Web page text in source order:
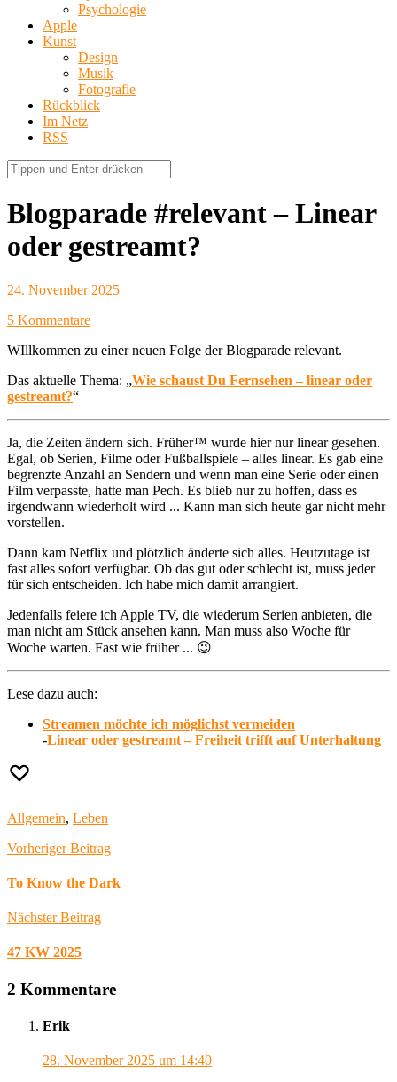
Psychologie
Apple
Kunst
Design
Musik
Fotografie
Rückblick
Im Netz
RSS
Blogparade #relevant – Linear
oder gestreamt?
24. November 2025
5 Kommentare
WIllkommen zu einer neuen Folge der Blogparade relevant.
Das aktuelle Thema: „Wie schaust Du Fernsehen – linear oder
gestreamt?“
Ja, die Zeiten ändern sich. Früher™ wurde hier nur linear gesehen.
Egal, ob Serien, Filme oder Fußballspiele – alles linear. Es gab eine
begrenzte Anzahl an Sendern und wenn man eine Serie oder einen
Film verpasste, hatte man Pech. Es blieb nur zu hoffen, dass es
irgendwann wiederholt wird ... Kann man sich heute gar nicht mehr
vorstellen.
Dann kam Netflix und plötzlich änderte sich alles. Heutzutage ist
fast alles sofort verfügbar. Ob das gut oder schlecht ist, muss jeder
für sich entscheiden. Ich habe mich damit arrangiert.
Jedenfalls feiere ich Apple TV, die wiederum Serien anbieten, die
man nicht am Stück ansehen kann. Man muss also Woche für
Woche warten. Fast wie früher ... 😉
Lese dazu auch:
Streamen möchte ich möglichst vermeiden
-Linear oder gestreamt – Freiheit trifft auf Unterhaltung
Allgemein, Leben
Vorheriger Beitrag
To Know the Dark
Nächster Beitrag
47 KW 2025
2 Kommentare
Erik
28. November 2025 um 14:40